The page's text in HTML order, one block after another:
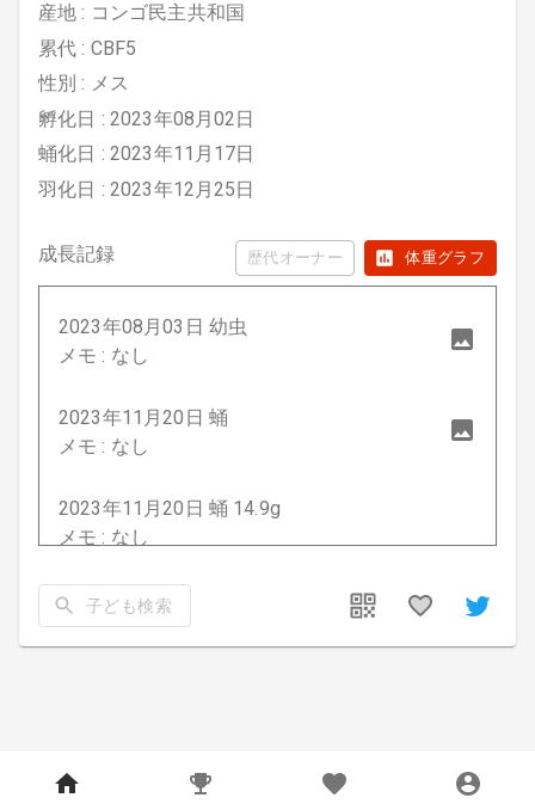
産地 : コンゴ民主共和国
累代 : CBF5
性別 : メス
孵化日 : 2023年08月02日
蛹化日 : 2023年11月17日
羽化日 : 2023年12月25日
成長記録 体重グラフ
歴代オーナー
2023年08月03日 幼虫
メモ : なし
2023年11月20日 蛹
メモ : なし
2023年11月20日 蛹 14.9g
メモ : なし
2024年05月20日 成虫 54.2mm
メモ : なし
子ども検索